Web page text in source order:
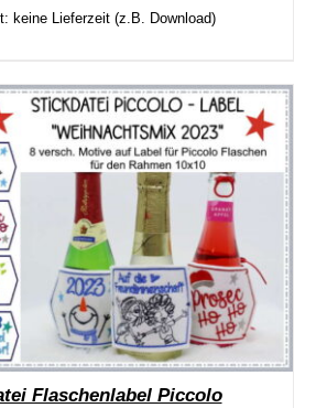
keine Lieferzeit (z.B. Download)
Flaschenlabel Piccolo